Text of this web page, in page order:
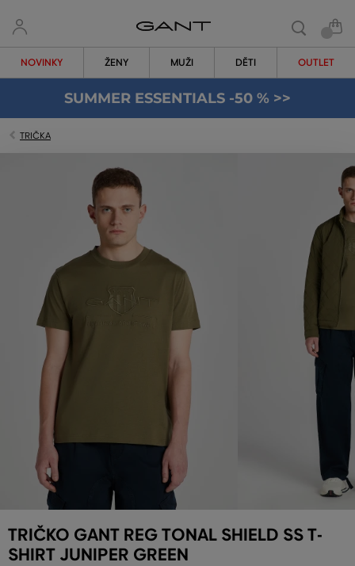
NOVINKY ŽENY MUŽI DĚTI OUTLET
SUMMER ESSENTIALS -50 % >>
TRIČKA
TRIČKO GANT REG TONAL SHIELD SS T-
SHIRT JUNIPER GREEN